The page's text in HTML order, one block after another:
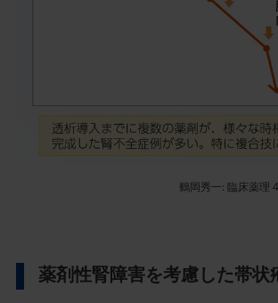
鶴岡秀一: 臨床薬理
薬剤性腎障害を考慮した帯状